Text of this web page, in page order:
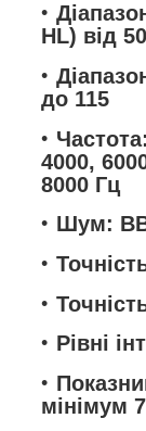
HL) від
до 115
4000,
8000 Гц
Шум:
Рівні
мінімум